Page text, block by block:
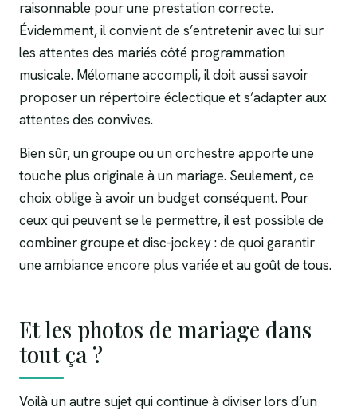
raisonnable pour une prestation correcte.
Évidemment, il convient de s’entretenir avec lui sur
les attentes des mariés côté programmation
musicale. Mélomane accompli, il doit aussi savoir
proposer un répertoire éclectique et s’adapter aux
attentes des convives.
Bien sûr, un groupe ou un orchestre apporte une
touche plus originale à un mariage. Seulement, ce
choix oblige à avoir un budget conséquent. Pour
ceux qui peuvent se le permettre, il est possible de
combiner groupe et disc-jockey : de quoi garantir
une ambiance encore plus variée et au goût de tous.
Et les photos de mariage dans
tout ça ?
Voilà un autre sujet qui continue à diviser lors d’un